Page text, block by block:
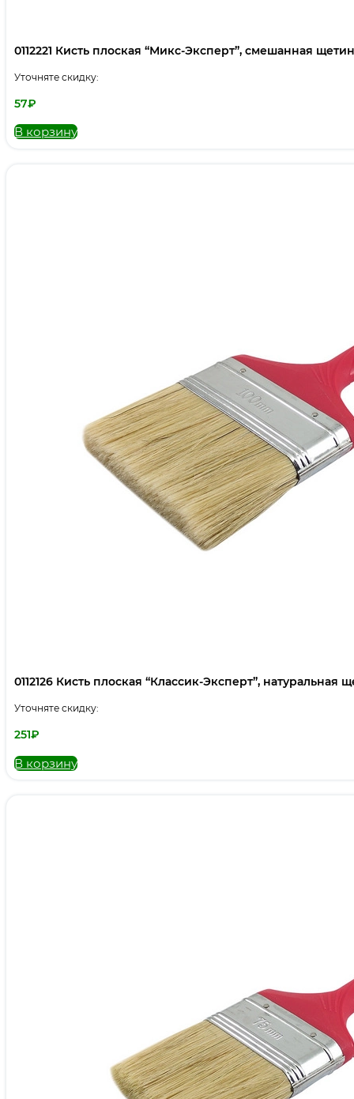
0112221 Кисть плоская “Микс-Эксперт”, смешанная
Уточняте скидку:
57₽
В корзину
0112126 Кисть плоская “Классик-Эксперт”, натуральная
Уточняте скидку:
251₽
В корзину